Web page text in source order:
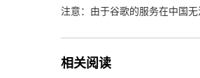
注意：由于谷歌的服务在中国
相关阅读